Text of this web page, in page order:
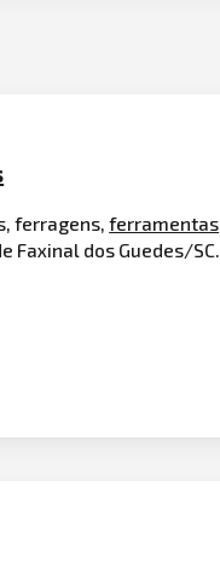
ferragens,ferramentas
Faxinal dos Guedes/SC.